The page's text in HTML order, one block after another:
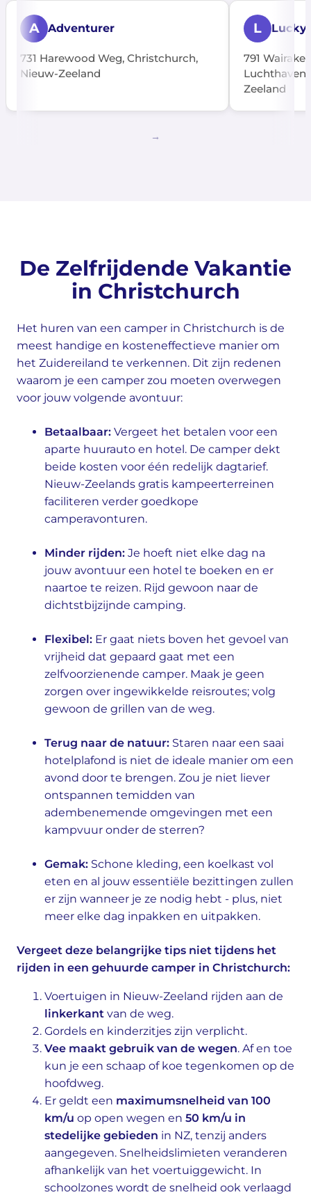
A Adventurer
731 Harewood Weg, Christchurch,
Nieuw-Zeeland
L Lucky
791
Zeeland
De Zelfrijdende Vakantie
in Christchurch
Het huren van een camper in Christchurch is de
meest handige en kosteneffectieve manier om
het Zuidereiland te verkennen. Dit zijn redenen
waarom je een camper zou moeten overwegen
voor jouw volgende avontuur:
Betaalbaar: Vergeet het betalen voor een
aparte huurauto en hotel. De camper dekt
beide kosten voor één redelijk dagtarief.
Nieuw-Zeelands gratis kampeerterreinen
faciliteren verder goedkope
camperavonturen.
Minder rijden: Je hoeft niet elke dag na
jouw avontuur een hotel te boeken en er
naartoe te reizen. Rijd gewoon naar de
dichtstbijzijnde camping.
Flexibel: Er gaat niets boven het gevoel van
vrijheid dat gepaard gaat met een
zelfvoorzienende camper. Maak je geen
zorgen over ingewikkelde reisroutes; volg
gewoon de grillen van de weg.
Terug naar de natuur: Staren naar een saai
hotelplafond is niet de ideale manier om een
avond door te brengen. Zou je niet liever
ontspannen temidden van
adembenemende omgevingen met een
kampvuur onder de sterren?
Gemak: Schone kleding, een koelkast vol
eten en al jouw essentiële bezittingen zullen
er zijn wanneer je ze nodig hebt - plus, niet
meer elke dag inpakken en uitpakken.
Vergeet deze belangrijke tips niet tijdens het
rijden in een gehuurde camper in Christchurch:
Voertuigen in Nieuw-Zeeland rijden aan de
linkerkant van de weg.
Gordels en kinderzitjes zijn verplicht.
Vee maakt gebruik van de wegen. Af en toe
kun je een schaap of koe tegenkomen op de
hoofdweg.
Er geldt een maximumsnelheid van 100
km/u op open wegen en 50 km/u in
stedelijke gebieden in NZ, tenzij anders
aangegeven. Snelheidslimieten veranderen
afhankelijk van het voertuiggewicht. In
schoolzones wordt de snelheid ook verlaagd